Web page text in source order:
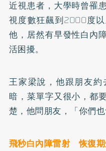
近視患者，大學時曾罹
視度數狂飆到2000度
他，居然有早發性白內
活困擾。
王家梁說，他跟朋友
暗，菜單字又很小，都
楚，他問朋友，「你們也
飛秒白內障雷射 恢復